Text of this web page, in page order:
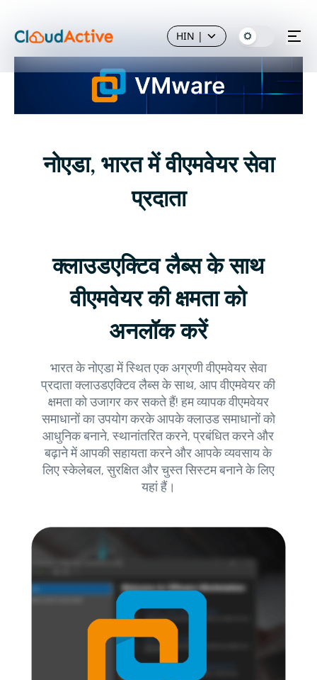
HIN |
नोएडा, भारत में वीएमवेयर सेवा
प्रदाता
क्लाउडएक्टिव लैब्स के साथ
वीएमवेयर की क्षमता को
अनलॉक करें
भारत के नोएडा में स्थित एक अग्रणी वीएमवेयर सेवा
प्रदाता क्लाउडएक्टिव लैब्स के साथ, आप वीएमवेयर की
क्षमता को उजागर कर सकते हैं! हम व्यापक वीएमवेयर
समाधानों का उपयोग करके आपके क्लाउड समाधानों को
आधुनिक बनाने, स्थानांतरित करने, प्रबंधित करने और
बढ़ाने में आपकी सहायता करने और आपके व्यवसाय के
लिए स्केलेबल, सुरक्षित और चुस्त सिस्टम बनाने के लिए
यहां हैं।